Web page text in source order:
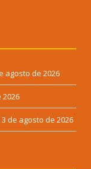
agosto de 2026
2026
3 de agosto de 2026